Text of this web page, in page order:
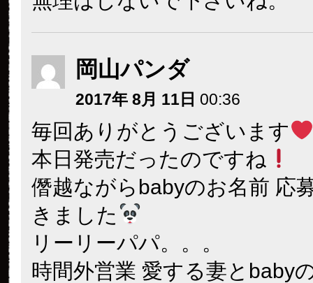
岡山パンダ
2017年 8月 11日 00:36
毎回ありがとうございます
本日発売だったのですね
僭越ながらbabyのお名前 応
きました
リーリーパパ。。。
時間外営業 愛する妻とbaby